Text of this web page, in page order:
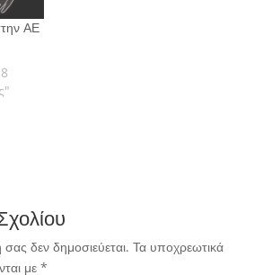
ΑΕ
δεν δημοσιεύεται. Τα υποχρεωτικά
με *